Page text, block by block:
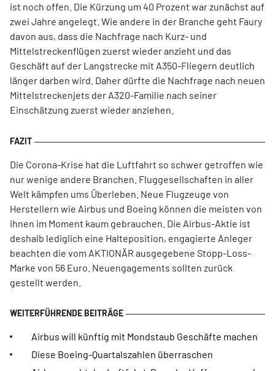
ist noch offen. Die Kürzung um 40 Prozent war zunächst auf
zwei Jahre angelegt. Wie andere in der Branche geht Faury
davon aus, dass die Nachfrage nach Kurz- und
Mittelstreckenflügen zuerst wieder anzieht und das
Geschäft auf der Langstrecke mit A350-Fliegern deutlich
länger darben wird. Daher dürfte die Nachfrage nach neuen
Mittelstreckenjets der A320-Familie nach seiner
Einschätzung zuerst wieder anziehen.
Die Corona-Krise hat die Luftfahrt so schwer getroffen wie
nur wenige andere Branchen. Fluggesellschaften in aller
Welt kämpfen ums Überleben. Neue Flugzeuge von
Herstellern wie Airbus und Boeing können die meisten von
ihnen im Moment kaum gebrauchen. Die Airbus-Aktie ist
deshalb lediglich eine Halteposition, engagierte Anleger
beachten die vom AKTIONÄR ausgegebene Stopp-Loss-
Marke von 56 Euro. Neuengagements sollten zurück
gestellt werden.
Airbus will künftig mit Mondstaub Geschäfte machen
Diese Boeing-Quartalszahlen überraschen